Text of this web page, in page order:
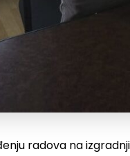
radova na